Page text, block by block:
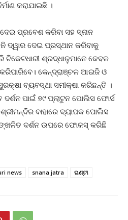
କରାଯାଇଛି ।
ପ୍ରବେଶ କରିବା ସହ ସ୍ନାନ
ଦ୍ୱାର ଦେଇ ପ୍ରସ୍ଥାନ କରିବାକୁ
ଟିକେଟଧାରୀ ଶ୍ରଦ୍ଧାଳୁମାନେ କେବଳ
କେନ୍ଦ୍ରାଞ୍ଚଳ ଆଇଜି ଓ
ବ୍ୟବସ୍ଥା ସମୀକ୍ଷା କରିଛନ୍ତି ।
ପାଇଁ ୭୯ ପ୍ଲାଟୁନ ପୋଲିସ ଫୋର୍ସ
ବାହାରେ ବ୍ୟାପକ ପୋଲିସ
ଦର୍ଶନ ଉପରେ ଫୋକସ୍ କରିଛି
news snana jatra ଘଣ୍ଟା